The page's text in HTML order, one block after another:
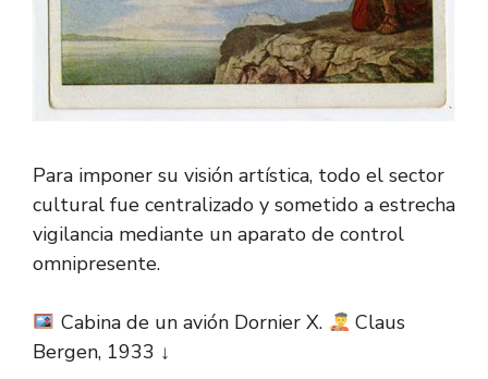
Para imponer su visión artística, todo el sector
cultural fue centralizado y sometido a estrecha
vigilancia mediante un aparato de control
omnipresente.
Cabina de un avión Dornier X.
Claus
Bergen, 1933 ↓